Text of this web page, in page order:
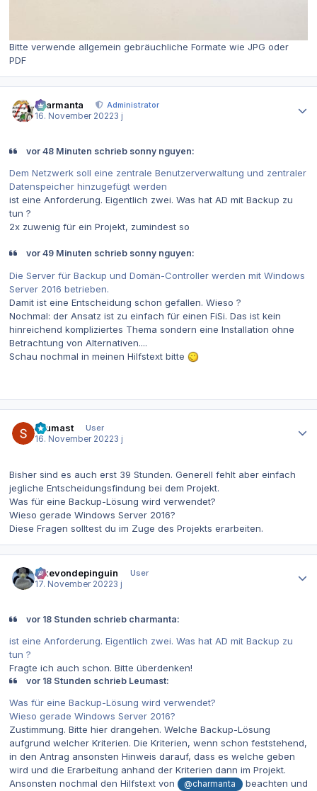
Bitte verwende allgemein gebräuchliche Formate wie JPG oder
PDF
charmanta
Administrator
16. November 20223 j
vor 48 Minuten schrieb sonny nguyen:
Dem Netzwerk soll eine zentrale Benutzerverwaltung und zentraler
Datenspeicher hinzugefügt werden
ist eine Anforderung. Eigentlich zwei. Was hat AD mit Backup zu
tun ?
2x zuwenig für ein Projekt, zumindest so
vor 49 Minuten schrieb sonny nguyen:
Die Server für Backup und Domän-Controller werden mit Windows
Server 2016 betrieben.
Damit ist eine Entscheidung schon gefallen. Wieso ?
Nochmal: der Ansatz ist zu einfach für einen FiSi. Das ist kein
hinreichend kompliziertes Thema sondern eine Installation ohne
Betrachtung von Alternativen....
Schau nochmal in meinen Hilfstext bitte
Leumast
User
16. November 20223 j
Bisher sind es auch erst 39 Stunden. Generell fehlt aber einfach
jegliche Entscheidungsfindung bei dem Projekt.
Was für eine Backup-Lösung wird verwendet?
Wieso gerade Windows Server 2016?
Diese Fragen solltest du im Zuge des Projekts erarbeiten.
ickevondepinguin
User
17. November 20223 j
vor 18 Stunden schrieb charmanta:
ist eine Anforderung. Eigentlich zwei. Was hat AD mit Backup zu
tun ?
Fragte ich auch schon. Bitte überdenken!
vor 18 Stunden schrieb Leumast:
Was für eine Backup-Lösung wird verwendet?
Wieso gerade Windows Server 2016?
Zustimmung. Bitte hier drangehen. Welche Backup-Lösung
aufgrund welcher Kriterien. Die Kriterien, wenn schon feststehend,
in den Antrag ansonsten Hinweis darauf, dass es welche geben
wird und die Erarbeitung anhand der Kriterien dann im Projekt.
Ansonsten nochmal den Hilfstext von
@charmanta beachten und